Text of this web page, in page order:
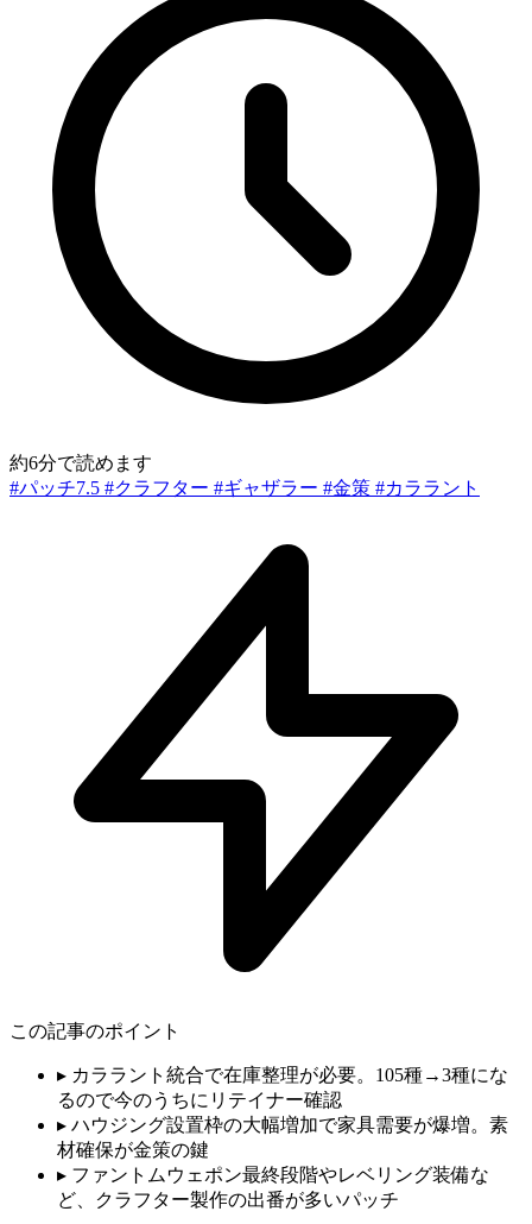
約6分で読めます
#パッチ7.5 #クラフター #ギャザラー #金策 #カララント
この記事のポイント
▸ カララント統合で在庫整理が必要。105種→3種にな
るので今のうちにリテイナー確認
▸ ハウジング設置枠の大幅増加で家具需要が爆増。素
材確保が金策の鍵
▸ ファントムウェポン最終段階やレベリング装備な
ど、クラフター製作の出番が多いパッチ